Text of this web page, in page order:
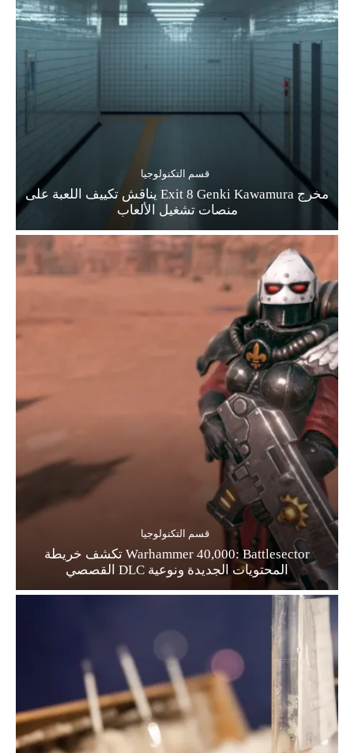
قسم التكنولوجيا
مخرج Exit 8 Genki Kawamura يناقش تكييف اللعبة على
منصات تشغيل الألعاب
قسم التكنولوجيا
Warhammer 40,000: Battlesector تكشف خريطة
المحتويات الجديدة ونوعية DLC القصصي